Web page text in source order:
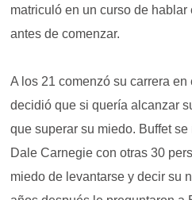
matriculó en un curso de
antes de comenzar.
A los 21 comenzó su carrera
decidió que si quería alcanzar
que superar su miedo. Buffet
Dale Carnegie con otras 30
miedo de levantarse y decir su